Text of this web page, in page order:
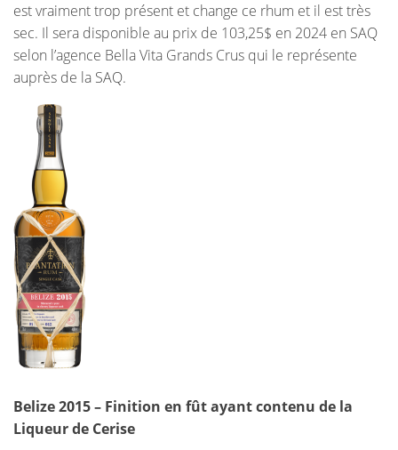
est vraiment trop présent et change ce rhum et il est très
sec. Il sera disponible au prix de 103,25$ en 2024 en SAQ
selon l’agence Bella Vita Grands Crus qui le représente
auprès de la SAQ.
Belize 2015 – Finition en fût ayant contenu de la
Liqueur de Cerise